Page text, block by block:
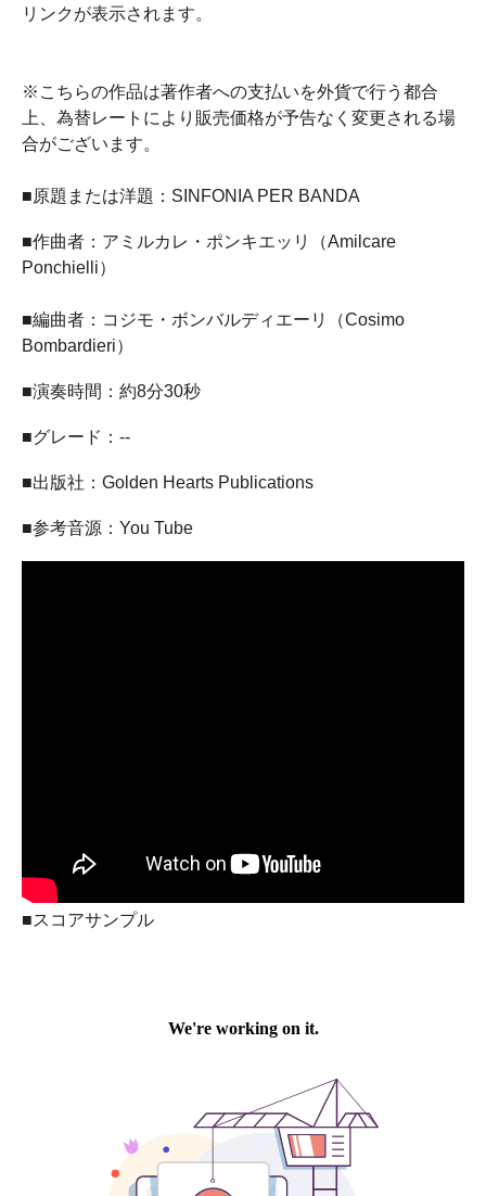
リンクが表示されます。
※こちらの作品は著作者への支払いを外貨で行う都合
上、為替レートにより販売価格が予告なく変更される場
合がございます。
■原題または洋題：SINFONIA PER BANDA
■作曲者：アミルカレ・ポンキエッリ（Amilcare
Ponchielli）
■編曲者：コジモ・ボンバルディエーリ（Cosimo
Bombardieri）
■演奏時間：約8分30秒
■グレード：--
■出版社：Golden Hearts Publications
■参考音源：You Tube
■スコアサンプル